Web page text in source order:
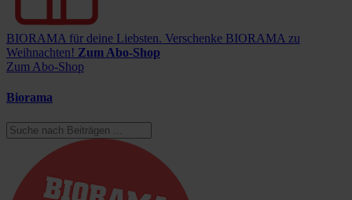
BIORAMA für deine Liebsten. Verschenke BIORAMA zu
Weihnachten! Zum Abo-Shop
Zum Abo-Shop
Biorama